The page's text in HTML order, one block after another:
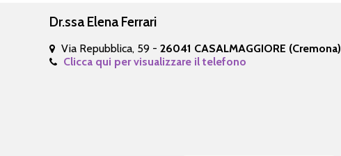
Dr.ssa Elena Ferrari
Via Repubblica, 59 -26041 CASALMAGGIORE (Cremona)
Clicca qui per visualizzare il telefono